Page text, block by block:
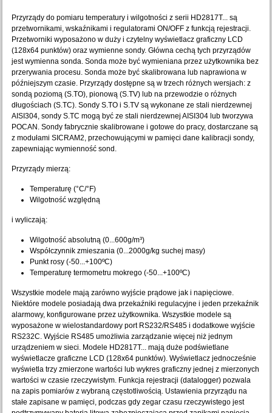
Przyrządy do pomiaru temperatury i wilgotności z serii HD2817T... są
przetwornikami, wskaźnikami i regulatorami ON/OFF z funkcją rejestracji.
Przetworniki wyposażono w duży i czytelny wyświetlacz graficzny LCD
(128x64 punktów) oraz wymienne sondy. Główna cechą tych przyrządów
jest wymienna sonda. Sonda może być wymieniana przez użytkownika bez
przerywania procesu. Sonda może być skalibrowana lub naprawiona w
późniejszym czasie. Przyrządy dostępne są w trzech różnych wersjach: z
sondą poziomą (S.TO), pionową (S.TV) lub na przewodzie o różnych
długościach (S.TC). Sondy S.TO i S.TV są wykonane ze stali nierdzewnej
AISI304, sondy S.TC mogą być ze stali nierdzewnej AISI304 lub tworzywa
POCAN. Sondy fabrycznie skalibrowane i gotowe do pracy, dostarczane są
z modułami SICRAM2, przechowującymi w pamięci dane kalibracji sondy,
zapewniając wymienność sond.
Przyrządy mierzą:
Temperaturę (°C/°F)
Wilgotność względną
i wyliczają:
Wilgotność absolutną (0...600g/m³)
Współczynnik zmieszania (0...2000g/kg suchej masy)
Punkt rosy (-50...+100ºC)
Temperaturę termometru mokrego (-50...+100ºC)
Wszystkie modele mają zarówno wyjście prądowe jak i napięciowe.
Niektóre modele posiadają dwa przekaźniki regulacyjne i jeden przekaźnik
alarmowy, konfigurowane przez użytkownika. Wszystkie modele są
wyposażone w wielostandardowy port RS232/RS485 i dodatkowe wyjście
RS232C. Wyjście RS485 umożliwia zarządzanie więcej niż jednym
urządzeniem w sieci. Modele HD2817T... mają duże podświetlane
wyświetlacze graficzne LCD (128x64 punktów). Wyświetlacz jednocześnie
wyświetla trzy zmierzone wartości lub wykres graficzny jednej z mierzonych
wartości w czasie rzeczywistym. Funkcja rejestracji (datalogger) pozwala
na zapis pomiarów z wybraną częstotliwością. Ustawienia przyrządu na
stałe zapisane w pamięci, podczas gdy zegar czasu rzeczywistego jest